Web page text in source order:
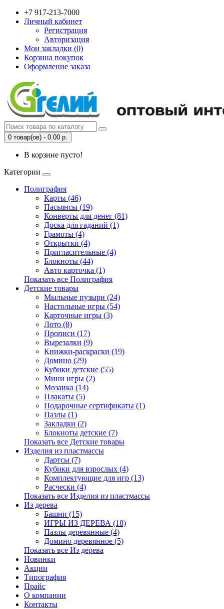
+7 917-213-7000
Личный кабинет
Регистрация
Авторизация
Мои закладки (0)
Корзина покупок
Оформление заказа
0 товар(ов) - 0.00 р.
В корзине пусто!
Категории
Полиграфия
Карты (46)
Пасьянсы (19)
Конверты для денег (81)
Доска для гаданий (1)
Грамоты (4)
Открытки (4)
Пригласительные (4)
Блокноты (44)
Авто карточка (1)
Показать все Полиграфия
Детские товары
Мыльные пузыри (24)
Настольные игры (54)
Карточные игры (3)
Лото (8)
Прописи (17)
Вырезалки (9)
Книжки-раскраски (19)
Домино (29)
Кубики детские (55)
Мини игры (2)
Мозаика (14)
Плакаты (5)
Подарочные сертификаты (1)
Пазлы (1)
Закладки (2)
Блокноты детские (7)
Показать все Детские товары
Изделия из пластмассы
Дартсы (7)
Кубики для взрослых (4)
Комплектующие для игр (13)
Расчески (4)
Показать все Изделия из пластмассы
Из дерева
Башни (15)
ИГРЫ ИЗ ДЕРЕВА (18)
Пазлы деревянные (4)
Домино деревянное (5)
Показать все Из дерева
Новинки
Акции
Типография
Прайс
О компании
Контакты